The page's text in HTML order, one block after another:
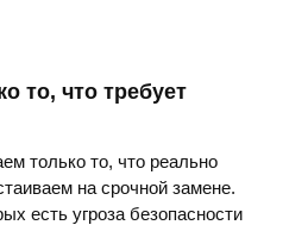
то, что требует
только то, что реально
на срочной замене.
есть угроза безопасности